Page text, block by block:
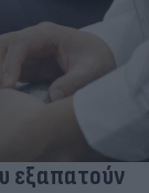
εξαπατούν